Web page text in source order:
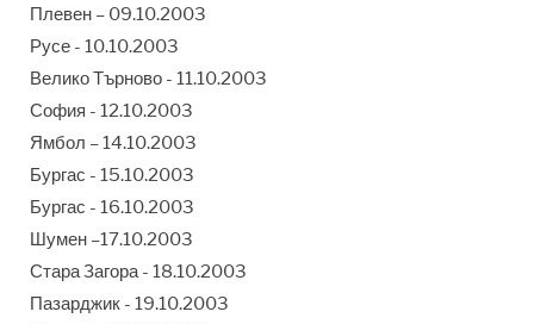
Плевен – 09.10.2003
Русе - 10.10.2003
Велико Търново - 11.10.2003
София - 12.10.2003
Ямбол – 14.10.2003
Бургас - 15.10.2003
Бургас - 16.10.2003
Шумен –17.10.2003
Стара Загора - 18.10.2003
Пазарджик - 19.10.2003